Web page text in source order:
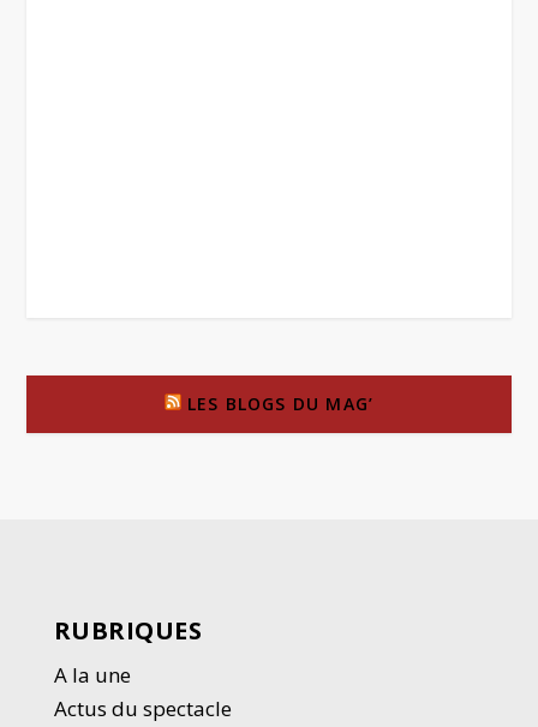
LES BLOGS DU MAG’
RUBRIQUES
A la une
Actus du spectacle